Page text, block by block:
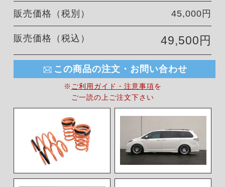
販売価格（税別）
45,000円
販売価格（税込） 49,500円
この商品の注文・お問い合わせ
※ ご利用ガイド・注意事項を
ご一読の上ご注文下さい